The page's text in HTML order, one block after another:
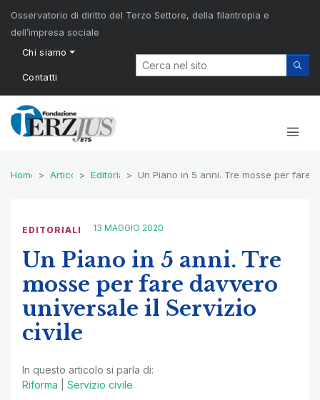
Osservatorio di diritto del Terzo Settore, della filantropia e
dell’impresa sociale
Chi siamo
Contatti
Home Articoli Editoriali Un Piano in 5 anni. Tre mosse per fare
EDITORIALI 13 MAGGIO 2020
Un Piano in 5 anni. Tre
mosse per fare davvero
universale il Servizio
civile
In questo articolo si parla di:
Riforma
Servizio civile